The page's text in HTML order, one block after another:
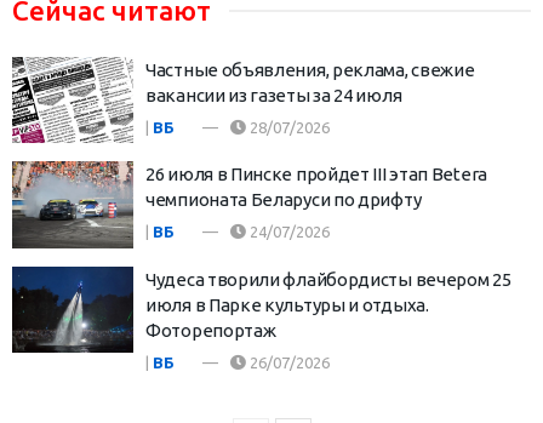
Сейчас читают
Частные объявления, реклама, свежие
вакансии из газеты за 24 июля
| ВБ 28/07/2026
26 июля в Пинске пройдет III этап Betera
чемпионата Беларуси по дрифту
ВБ 24/07/2026
Чудеса творили флайбордисты вечером 25
июля в Парке культуры и отдыха.
Фоторепортаж
| ВБ 26/07/2026